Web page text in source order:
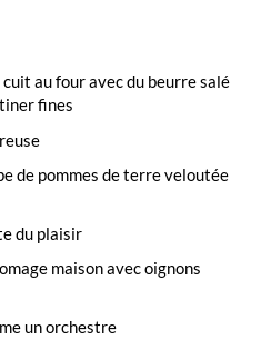
au four avec du beurre salé
fines
de pommes de terre veloutée
du plaisir
maison avec oignons
un orchestre